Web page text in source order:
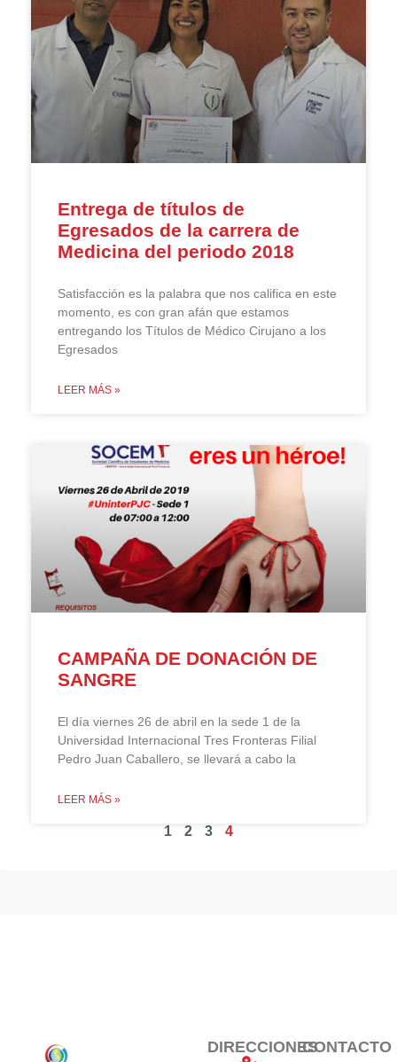
Entrega de títulos de
Egresados de la carrera de
Medicina del periodo 2018
Satisfacción es la palabra que nos califica en este
momento, es con gran afán que estamos
entregando los Títulos de Médico Cirujano a los
Egresados
LEER MÁS »
CAMPAÑA DE DONACIÓN DE
SANGRE
El día viernes 26 de abril en la sede 1 de la
Universidad Internacional Tres Fronteras Filial
Pedro Juan Caballero, se llevará a cabo la
LEER MÁS »
1 2 3 4
DIRECCIONESCONTACTO